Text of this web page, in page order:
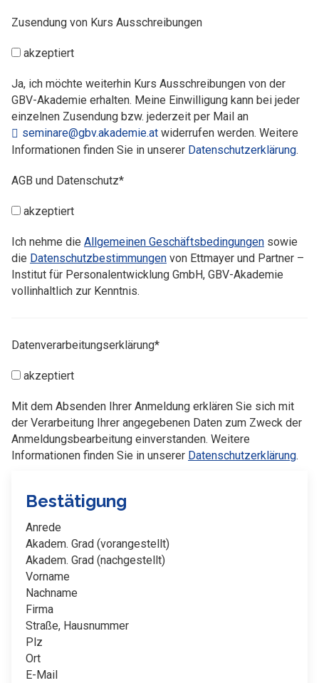
Zusendung von Kurs Ausschreibungen
akzeptiert
Ja, ich möchte weiterhin Kurs Ausschreibungen von der
GBV-Akademie erhalten. Meine Einwilligung kann bei jeder
einzelnen Zusendung bzw. jederzeit per Mail an
seminare@gbv.akademie.at widerrufen werden. Weitere
Informationen finden Sie in unserer Datenschutzerklärung.
AGB und Datenschutz*
akzeptiert
Ich nehme die Allgemeinen Geschäftsbedingungen sowie
die Datenschutzbestimmungen von Ettmayer und Partner –
Institut für Personalentwicklung GmbH, GBV-Akademie
vollinhaltlich zur Kenntnis.
Datenverarbeitungserklärung*
akzeptiert
Mit dem Absenden Ihrer Anmeldung erklären Sie sich mit
der Verarbeitung Ihrer angegebenen Daten zum Zweck der
Anmeldungsbearbeitung einverstanden. Weitere
Informationen finden Sie in unserer Datenschutzerklärung.
Bestätigung
Anrede
Akadem. Grad (vorangestellt)
Akadem. Grad (nachgestellt)
Vorname
Nachname
Firma
Straße, Hausnummer
Plz
Ort
E-Mail